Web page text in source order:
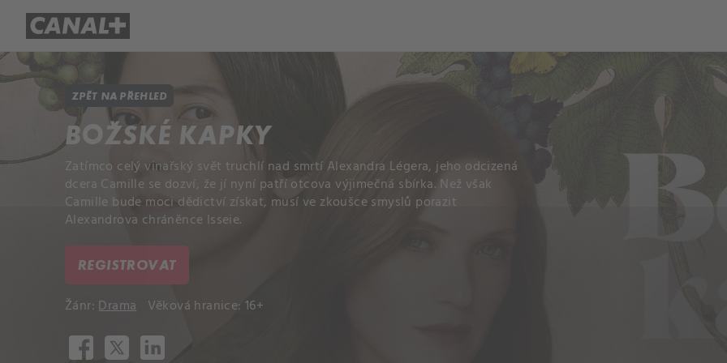
ZPĚT NA PŘEHLED
BOŽSKÉ KAPKY
Zatímco celý vinařský svět truchlí nad smrtí Alexandra Légera, jeho odcizená
dcera Camille se dozví, že jí nyní patří otcova výjimečná sbírka. Než však
Camille bude moci dědictví získat, musí ve zkoušce smyslů porazit
Alexandrova chráněnce Isseie.
REGISTROVAT
Žánr: Drama Věková hranice: 16+